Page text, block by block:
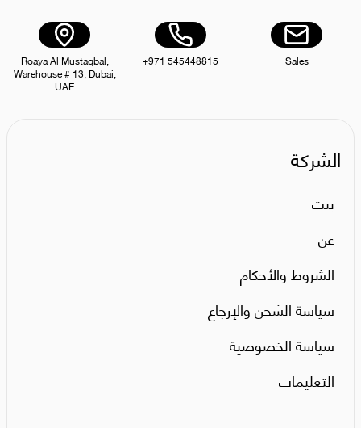
Sales
+971 545448815
Roaya Al Mustaqbal,
Warehouse # 13, Dubai,
UAE
الشركة
بيت
عن
الشروط والأحكام
سياسة الشحن والإرجاع
سياسة الخصوصية
التعليمات